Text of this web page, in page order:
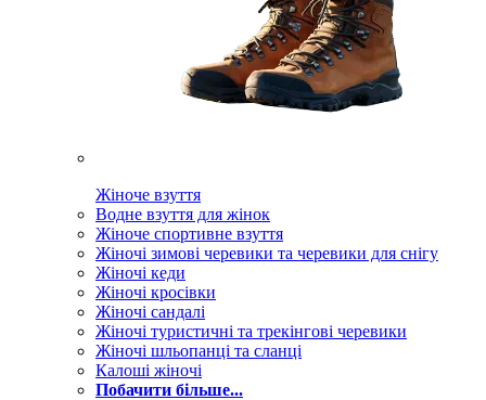
Жіноче взуття
Водне взуття для жінок
Жіноче спортивне взуття
Жіночі зимові черевики та черевики для снігу
Жіночі кеди
Жіночі кросівки
Жіночі сандалі
Жіночі туристичні та трекінгові черевики
Жіночі шльопанці та сланці
Калоші жіночі
Побачити більше...